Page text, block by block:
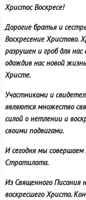
Христос Воскресе!
Дорогие братья и
Воскресение Христово.
разрушен и гроб для
одождив нас новой
Христе.
Участниками и
являются множество
силой о нетлении и
своими подвигами.
И сегодня мы
Стратилата.
Из Священного Писания
воскресшего Христа.